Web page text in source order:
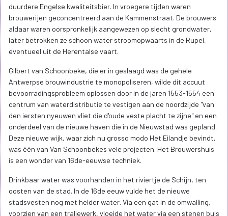
duurdere Engelse kwaliteitsbier. In vroegere tijden waren
brouwerijen geconcentreerd aan de Kammenstraat. De brouwers
aldaar waren oorspronkelijk aangewezen op slecht grondwater,
later betrokken ze schoon water stroomopwaarts in de Rupel,
eventueel uit de Herentalse vaart.
Gilbert van Schoonbeke, die er in geslaagd was de gehele
Antwerpse brouwindustrie te monopoliseren, wilde dit accuut
bevoorradingsprobleem oplossen door in de jaren 1553-1554 een
centrum van waterdistributie te vestigen aan de noordzijde "van
den iersten nyeuwen vliet die d'oude veste placht te zijne" en een
onderdeel van de nieuwe haven die in de Nieuwstad was gepland.
Deze nieuwe wijk, waar zich nu grosso modo Het Eilandje bevindt,
was één van Van Schoonbekes vele projecten. Het Brouwershuis
is een wonder van 16de-eeuwse techniek.
Drinkbaar water was voorhanden in het riviertje de Schijn, ten
oosten van de stad. In de 16de eeuw vulde het de nieuwe
stadsvesten nog met helder water. Via een gat in de omwalling,
voorzien van een traliewerk, vloeide het water via een stenen buis